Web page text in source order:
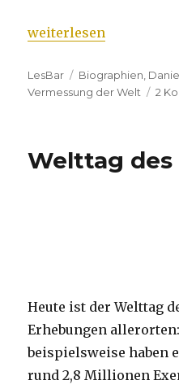
„Daniel Kehlmann
weiterlesen
Kategorien
LesBar Tags
Biographien
Vermessung der Welt
2
Welttag des
Heute ist der Welttag
Erhebungen
beispielsweise haben
rund 2,8 Millionen